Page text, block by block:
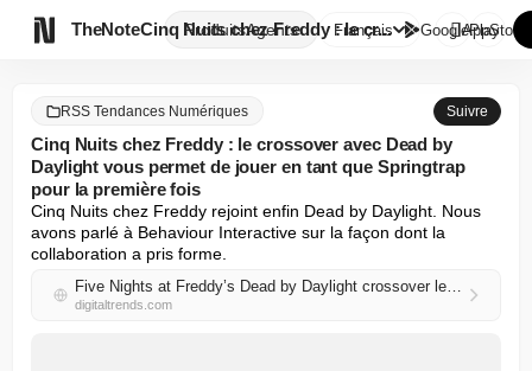
TheNote ProduitsAgents
Cinq Nuits chez Freddy : le cr...
Français GooglePlay
AppStore
RSS Tendances Numériques Suivre
Cinq Nuits chez Freddy : le crossover avec Dead by
Daylight vous permet de jouer en tant que Springtrap
pour la première fois
Cinq Nuits chez Freddy rejoint enfin Dead by Daylight. Nous
avons parlé à Behaviour Interactive sur la façon dont la
collaboration a pris forme.
Five Nights at Freddy’s Dead by Daylight crossover lets you play as Springtrap for the first time
digitaltrends.com